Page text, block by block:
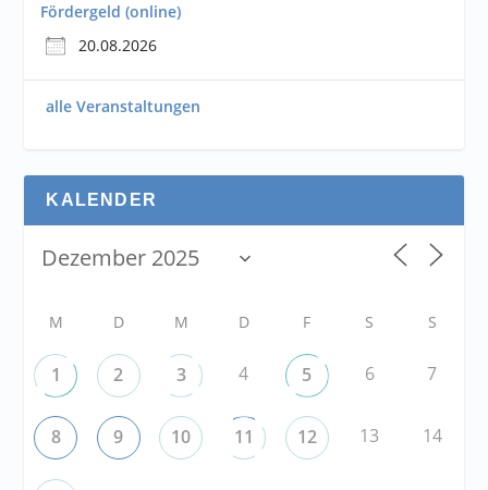
Fördergeld (online)
20.08.2026
alle Veranstaltungen
KALENDER
M D M D F S S
1 2 3 4 5 6 7
8 9 10 11 12 13 14